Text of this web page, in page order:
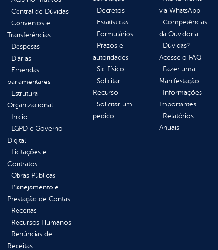
Central de Dúvidas
Convênios e
Transferências
Despesas
Diárias
Emendas
parlamentares
Estrutura
Organizacional
Inicio
LGPD e Governo
Digital
Licitações e
Contratos
Obras Públicas
Planejamento e
Prestação de Contas
Receitas
Recursos Humanos
Renúncias de
Receitas
Decretos
Estatísticas
Formulários
Prazos e
autoridades
Sic Físico
Solicitar
Recurso
Solicitar um
pedido
via WhatsApp
Competências
da Ouvidoria
Dúvidas?
Acesse o FAQ
Fazer uma
Manifestação
Informações
Importantes
Relatórios
Anuais